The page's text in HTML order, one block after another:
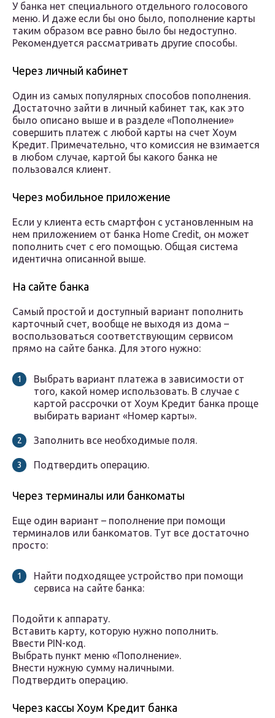
У банка нет специального отдельного голосового
меню. И даже если бы оно было, пополнение карты
таким образом все равно было бы недоступно.
Рекомендуется рассматривать другие способы.
Через личный кабинет
Один из самых популярных способов пополнения.
Достаточно зайти в личный кабинет так, как это
было описано выше и в разделе «Пополнение»
совершить платеж с любой карты на счет Хоум
Кредит. Примечательно, что комиссия не взимается
в любом случае, картой бы какого банка не
пользовался клиент.
Через мобильное приложение
Если у клиента есть смартфон с установленным на
нем приложением от банка Home Credit, он может
пополнить счет с его помощью. Общая система
идентична описанной выше.
На сайте банка
Самый простой и доступный вариант пополнить
карточный счет, вообще не выходя из дома –
воспользоваться соответствующим сервисом
прямо на сайте банка. Для этого нужно:
Выбрать вариант платежа в зависимости от
того, какой номер использовать. В случае с
картой рассрочки от Хоум Кредит банка проще
выбирать вариант «Номер карты».
Заполнить все необходимые поля.
Подтвердить операцию.
Через терминалы или банкоматы
Еще один вариант – пополнение при помощи
терминалов или банкоматов. Тут все достаточно
просто:
Найти подходящее устройство при помощи
сервиса на сайте банка:
Подойти к аппарату.
Вставить карту, которую нужно пополнить.
Ввести PIN-код.
Выбрать пункт меню «Пополнение».
Внести нужную сумму наличными.
Подтвердить операцию.
Через кассы Хоум Кредит банка